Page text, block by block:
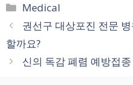
카
테
고
리
Medical
권선구 대상포진 전문
할까요?
신의 독감 폐렴 예방접